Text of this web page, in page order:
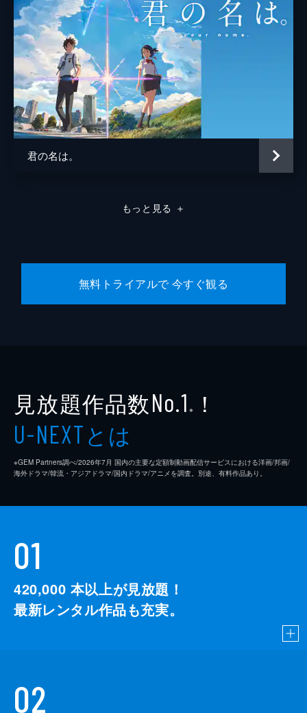
君の名は。
もっと見る ＋
無料トライアルで 今すぐ観る
見放題作品数No.1 ※ ！
U-NEXTとは
※GEM Partners調べ/2026年7⽉ 国内の主要な定額制動画配信サービスにおける洋画/邦画/
海外ドラマ/韓流・アジアドラマ/国内ドラマ/アニメを調査。別途、有料作品あり。
01
420,000 本以上が見放題！
最新レンタル作品も充実。
02